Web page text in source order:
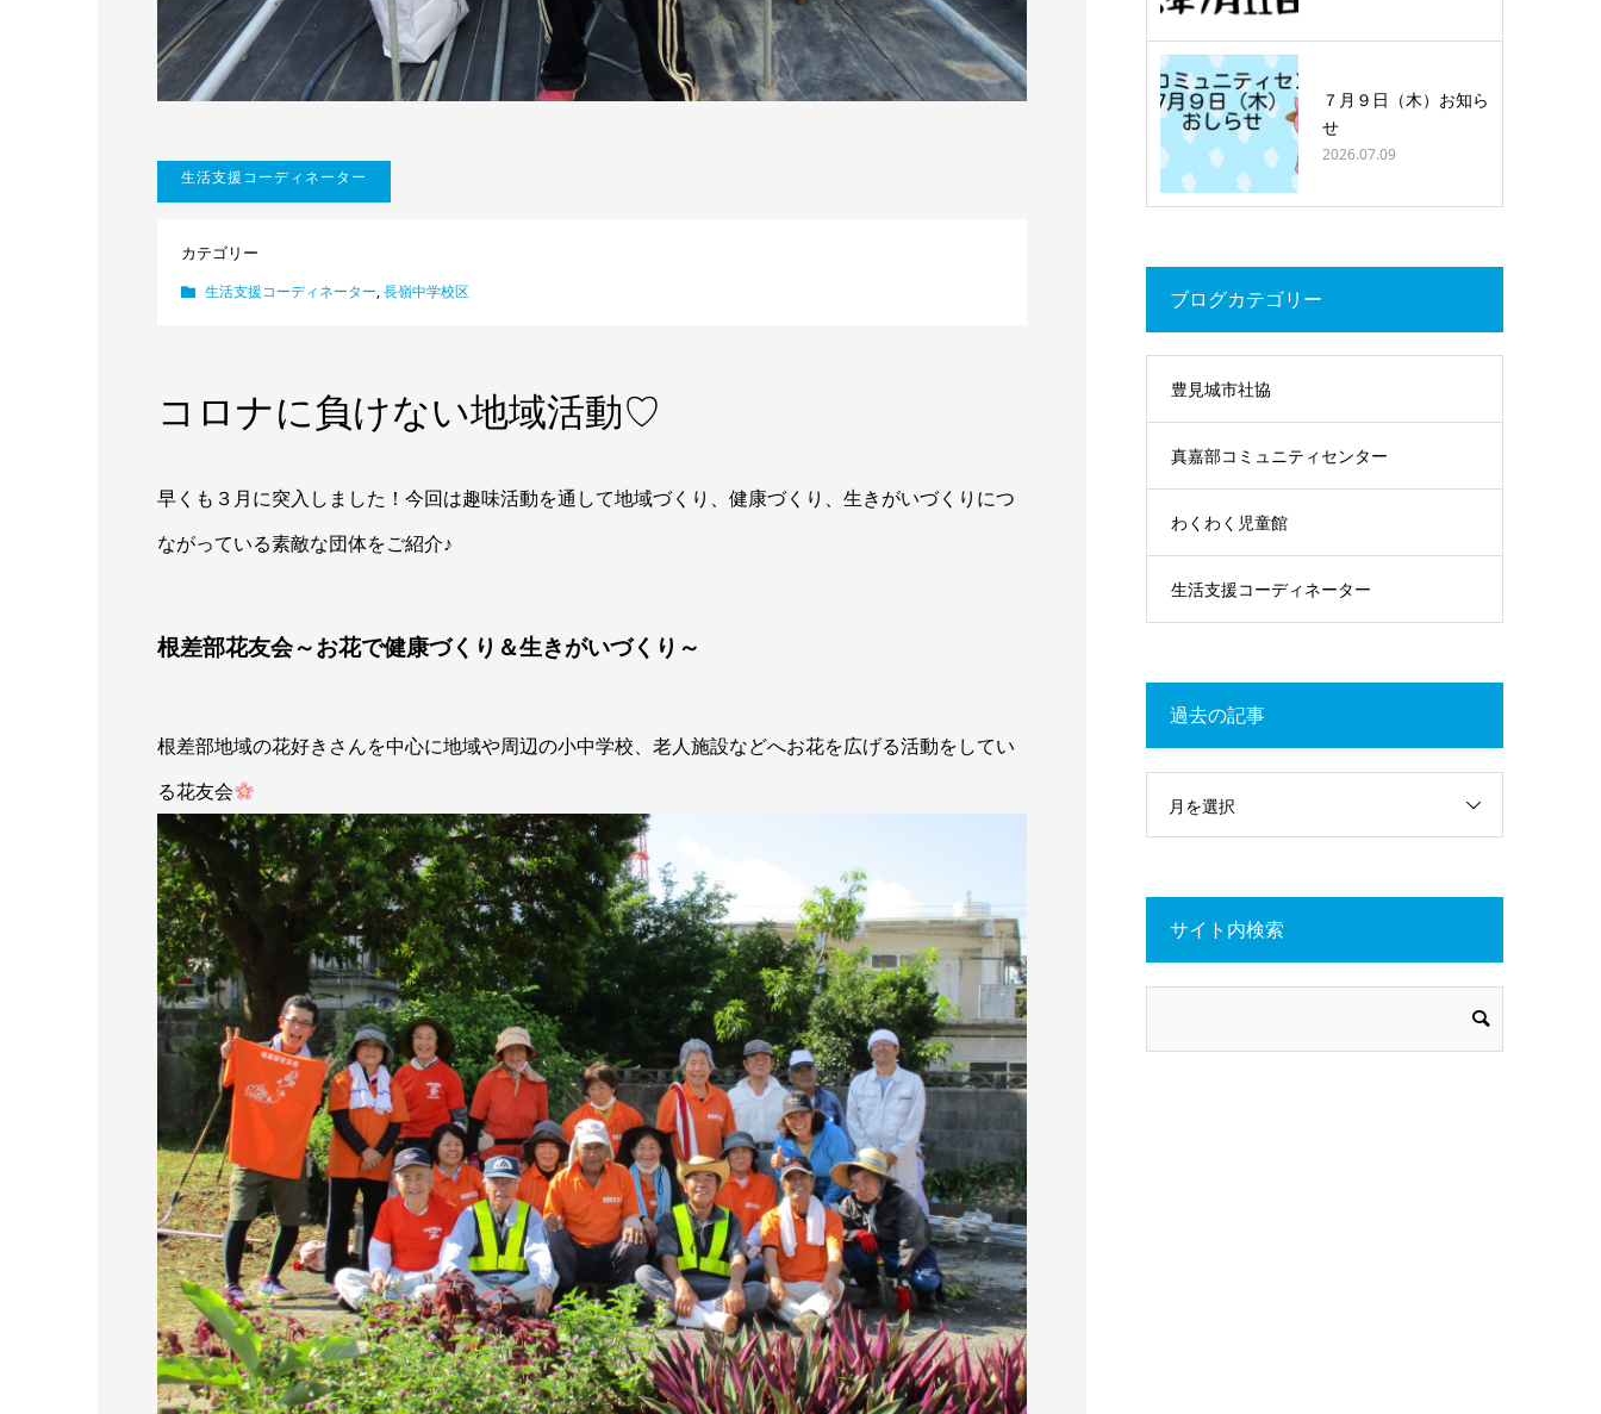
生活支援コーディネーター
カテゴリー
生活支援コーディネーター,長嶺中学校区
コロナに負けない地域活動♡
早くも３月に突入しました！今回は趣味活動を通して地域づくり、健康づくり、生きがいづくりにつ
ながっている素敵な団体をご紹介♪
根差部花友会～お花で健康づくり＆生きがいづくり～
根差部地域の花好きさんを中心に地域や周辺の小中学校、老人施設などへお花を広げる活動をしてい
る花友会
７月９日（木）お知ら
せ
2026.07.09
ブログカテゴリー
豊見城市社協
真嘉部コミュニティセンター
わくわく児童館
生活支援コーディネーター
過去の記事
月を選択
サイト内検索